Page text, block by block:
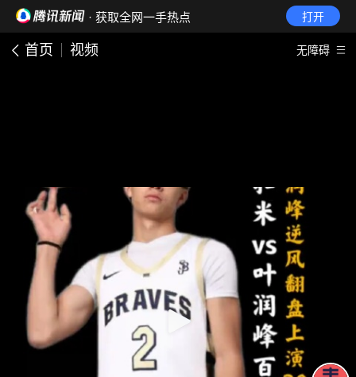
· 获取全网一手热点 打开
首页 视频 无障碍